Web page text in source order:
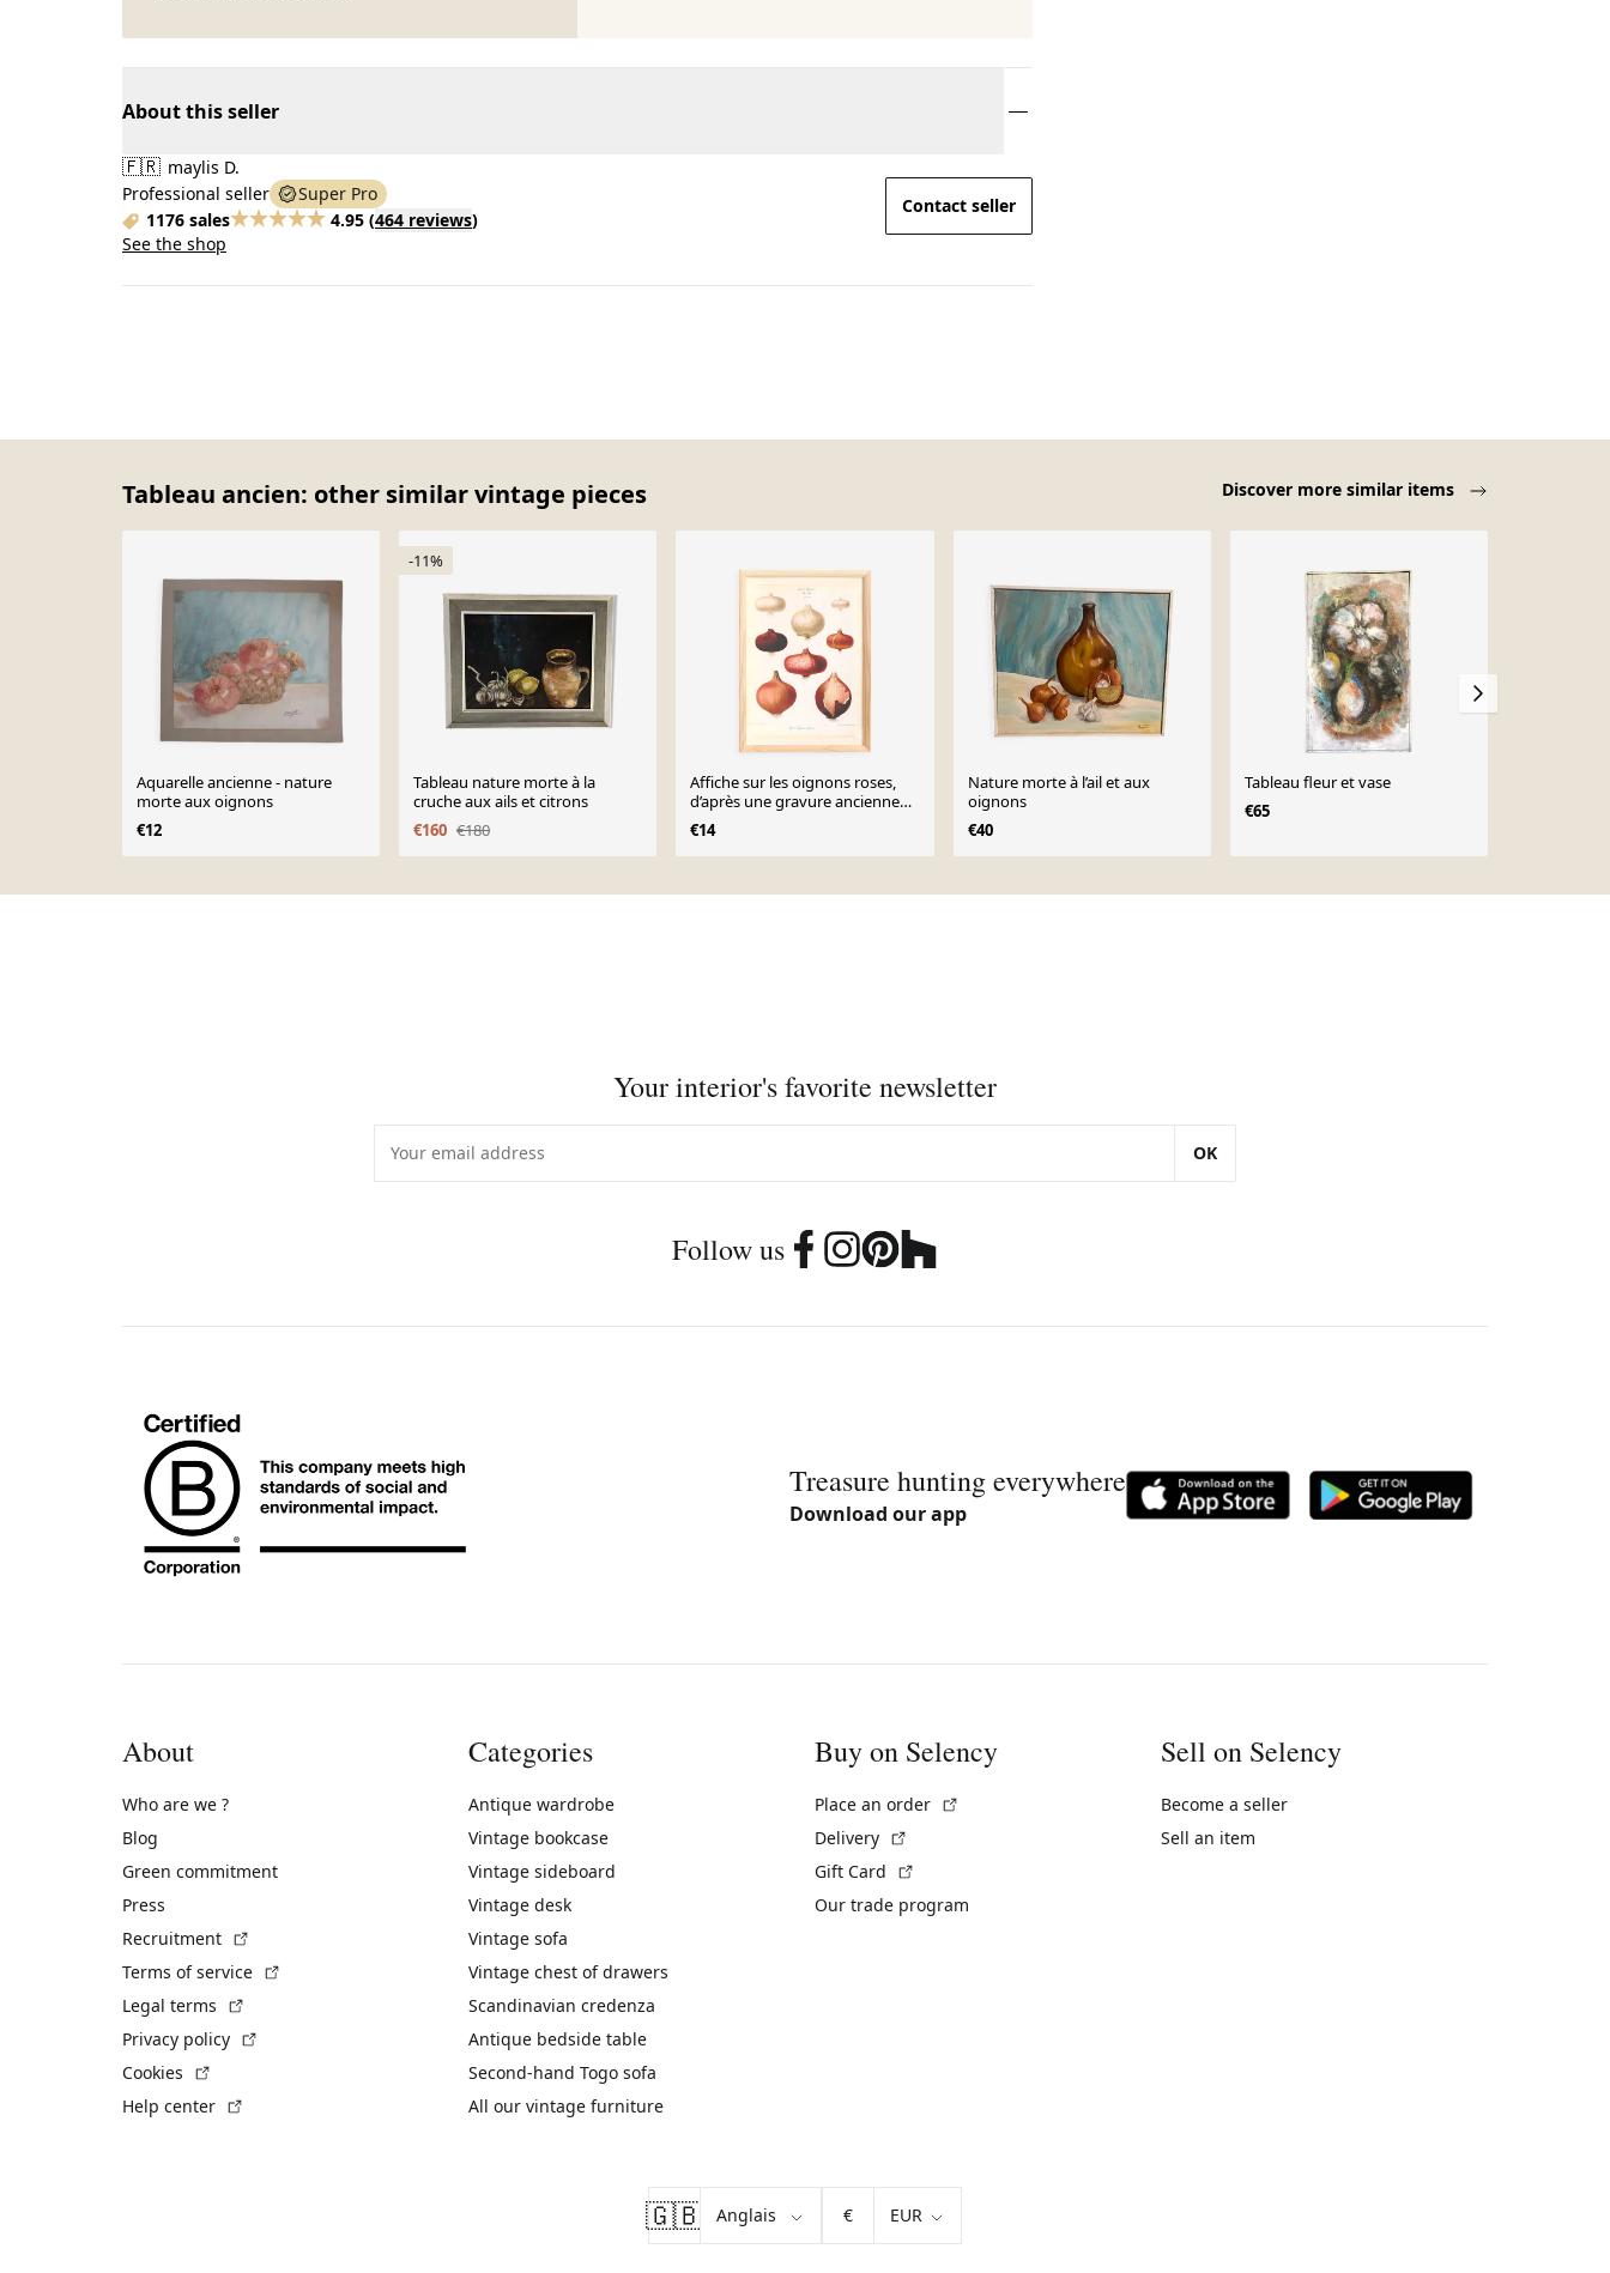
About this seller
🇫🇷 maylis D.
Professional seller
Super Pro
1176 sales
4.95 (464 reviews)
See the shop
Contact seller
Tableau ancien: other similar vintage pieces Discover more similar items
Aquarelle ancienne - nature
morte aux oignons
€12
-11%
Tableau nature morte à la
cruche aux ails et citrons
€160 €180
Affiche sur les oignons roses,
d’après une gravure ancienne
de 1886.
€14
Nature morte à l’ail et aux
oignons
€40
Tableau fleur et vase
€65
Your interior's favorite newsletter
OK
Follow us
Treasure hunting everywhere
Download our app
About
Who are we ?
Blog
Green commitment
Press
Recruitment
Terms of service
Legal terms
Privacy policy
Cookies
Help center
Categories
Antique wardrobe
Vintage bookcase
Vintage sideboard
Vintage desk
Vintage sofa
Vintage chest of drawers
Scandinavian credenza
Antique bedside table
Second-hand Togo sofa
All our vintage furniture
Buy on Selency
Place an order
Delivery
Gift Card
Our trade program
Sell on Selency
Become a seller
Sell an item
🇬🇧 €